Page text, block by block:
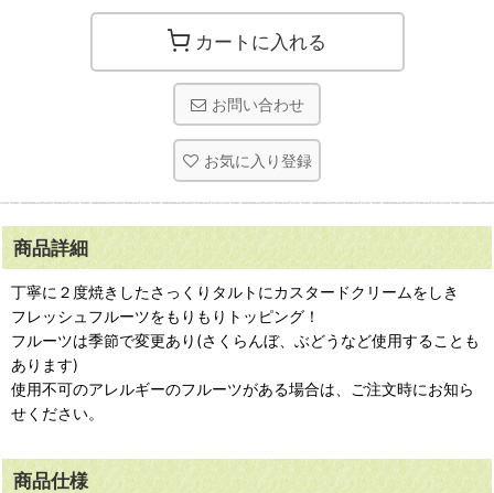
カートに入れる
お問い合わせ
お気に入り登録
商品詳細
丁寧に２度焼きしたさっくりタルトにカスタードクリームをしき
フレッシュフルーツをもりもりトッピング！
フルーツは季節で変更あり(さくらんぼ、ぶどうなど使用することも
あります)
使用不可のアレルギーのフルーツがある場合は、ご注文時にお知ら
せください。
商品仕様